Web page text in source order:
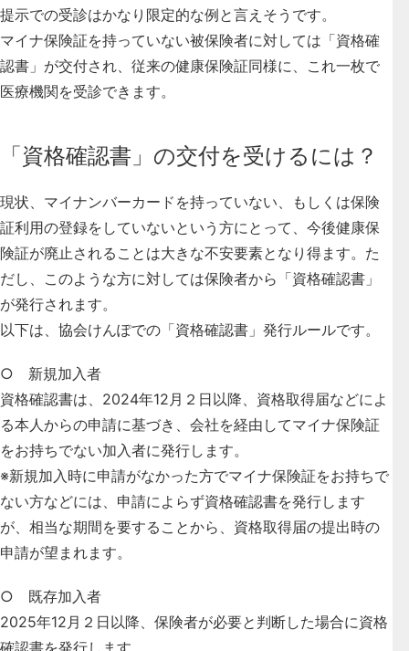
提示での受診はかなり限定的な例と言えそうです。
マイナ保険証を持っていない被保険者に対しては「資格確
認書」が交付され、従来の健康保険証同様に、これ一枚で
医療機関を受診できます。
「資格確認書」の交付を受けるには？
現状、マイナンバーカードを持っていない、もしくは保険
証利用の登録をしていないという方にとって、今後健康保
険証が廃止されることは大きな不安要素となり得ます。た
だし、このような方に対しては保険者から「資格確認書」
が発行されます。
以下は、協会けんぽでの「資格確認書」発行ルールです。
○ 新規加入者
資格確認書は、2024年12月２日以降、資格取得届などによ
る本人からの申請に基づき、会社を経由してマイナ保険証
をお持ちでない加入者に発行します。
※新規加入時に申請がなかった方でマイナ保険証をお持ちで
ない方などには、申請によらず資格確認書を発行します
が、相当な期間を要することから、資格取得届の提出時の
申請が望まれます。
○ 既存加入者
2025年12月２日以降、保険者が必要と判断した場合に資格